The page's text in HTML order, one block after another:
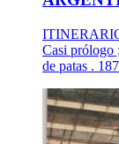
Casi prólogo
de patas .